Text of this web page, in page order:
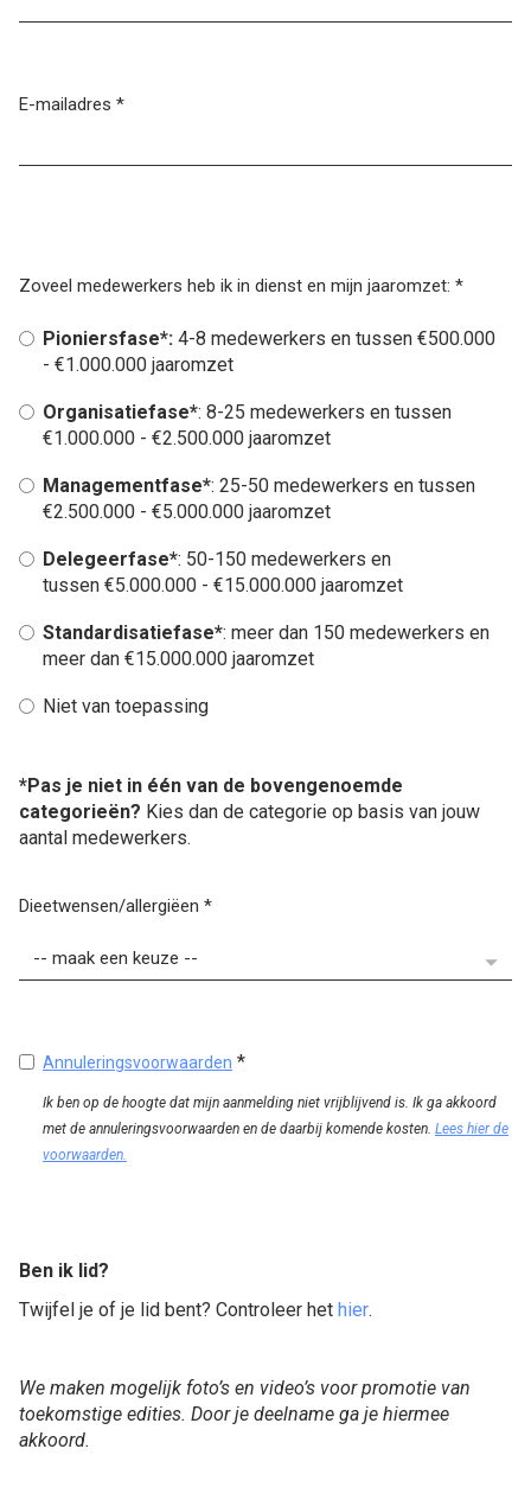
E-mailadres *
Zoveel medewerkers heb ik in dienst en mijn jaaromzet: *
Pioniersfase*: 4-8 medewerkers en tussen €500.000
- €1.000.000 jaaromzet
Organisatiefase*: 8-25 medewerkers en tussen
€1.000.000 - €2.500.000 jaaromzet
Managementfase*: 25-50 medewerkers en tussen
€2.500.000 - €5.000.000 jaaromzet
Delegeerfase*: 50-150 medewerkers en
tussen €5.000.000 - €15.000.000 jaaromzet
Standardisatiefase*: meer dan 150 medewerkers en
meer dan €15.000.000 jaaromzet
Niet van toepassing
*Pas je niet in één van de bovengenoemde
categorieën? Kies dan de categorie op basis van jouw
aantal medewerkers.
Dieetwensen/allergiëen *
Annuleringsvoorwaarden *
Ik ben op de hoogte dat mijn aanmelding niet vrijblijvend is. Ik ga akkoord
met de annuleringsvoorwaarden en de daarbij komende kosten. Lees hier de
voorwaarden.
Ben ik lid?
Twijfel je of je lid bent? Controleer het hier.
We maken mogelijk foto’s en video’s voor promotie van
toekomstige edities. Door je deelname ga je hiermee
akkoord.